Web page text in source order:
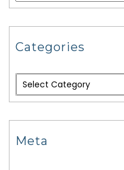
Categories
Meta